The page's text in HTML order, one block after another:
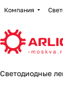
Компания
Светодиодные